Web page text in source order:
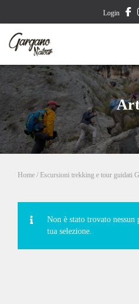
Login
Home / Escursioni trekking e tour guidati
Non è stato trovato
tua selezione.